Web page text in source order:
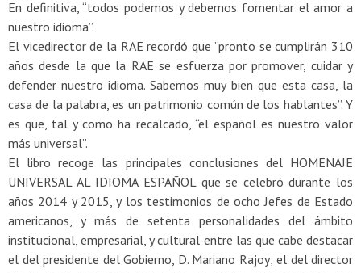
En definitiva, “todos podemos y debemos fomentar el amor a
nuestro idioma”.
El vicedirector de la RAE recordó que ”pronto se cumplirán 310
años desde la que la RAE se esfuerza por promover, cuidar y
defender nuestro idioma. Sabemos muy bien que esta casa, la
casa de la palabra, es un patrimonio común de los hablantes”. Y
es que, tal y como ha recalcado, “el español es nuestro valor
más universal”.
El libro recoge las principales conclusiones del HOMENAJE
UNIVERSAL AL IDIOMA ESPAÑOL que se celebró durante los
años 2014 y 2015, y los testimonios de ocho Jefes de Estado
americanos, y más de setenta personalidades del ámbito
institucional, empresarial, y cultural entre las que cabe destacar
el del presidente del Gobierno, D. Mariano Rajoy; el del director